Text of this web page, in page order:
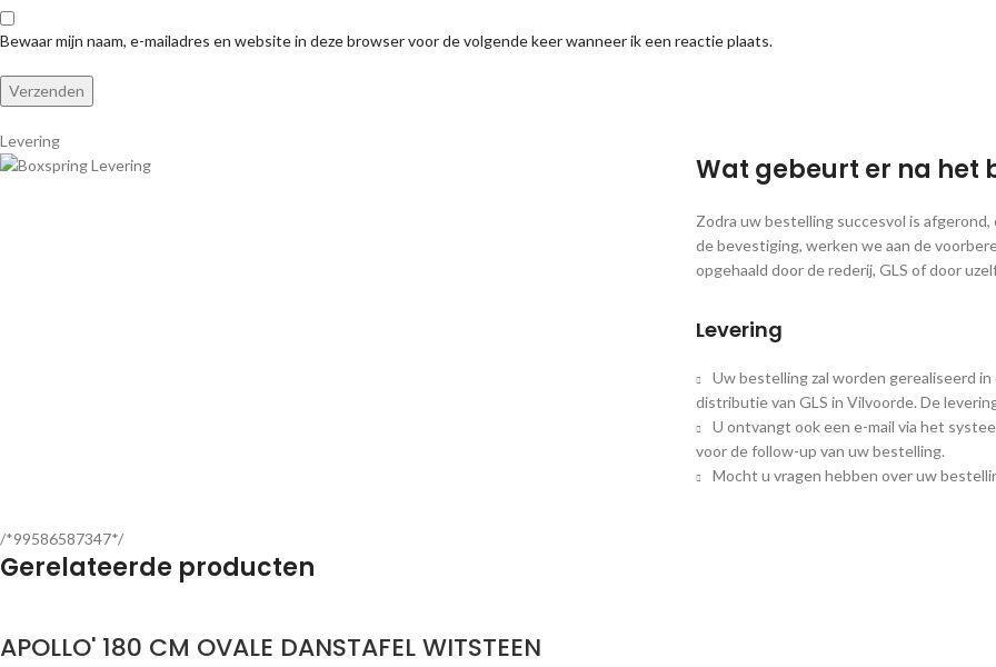
Bewaar mijn naam, e-mailadres en website in deze browser voor de volgende keer wanneer ik een reactie plaats.
Levering
Wat gebeurt er na het
Zodra uw bestelling succesvol is
de bevestiging, werken we aan de
opgehaald door de rederij, GLS of door
Levering
Uw bestelling zal worden gerealiseerd
distributie van GLS in Vilvoorde. De
U ontvangt ook een e-mail via het
voor de follow-up van uw bestelling.
Mocht u vragen hebben over uw
/*99586587347*/
Gerelateerde producten
APOLLO' 180 CM OVALE DANSTAFEL WITSTEEN